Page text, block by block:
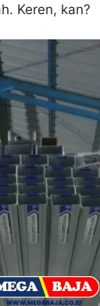
Keren, kan?